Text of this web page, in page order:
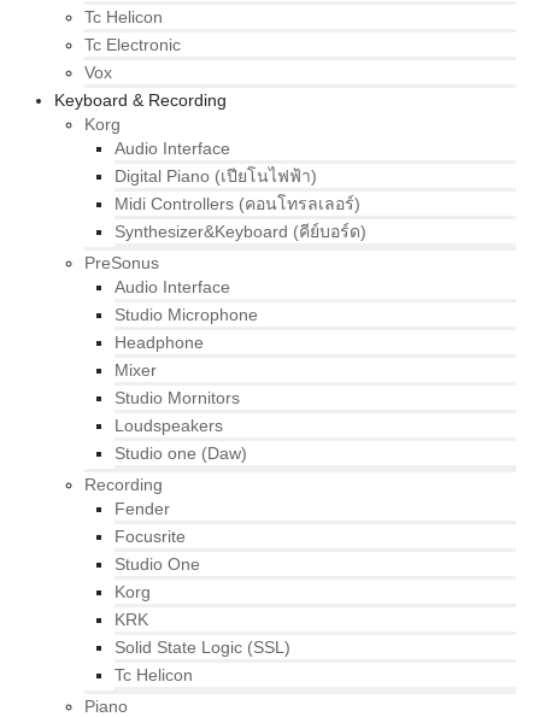
Tc Helicon
Tc Electronic
Vox
Keyboard & Recording
Korg
Audio Interface
Digital Piano (เปียโนไฟฟ้า)
Midi Controllers (คอนโทรลเลอร์)
Synthesizer&Keyboard (คีย์บอร์ด)
PreSonus
Audio Interface
Studio Microphone
Headphone
Mixer
Studio Mornitors
Loudspeakers
Studio one (Daw)
Recording
Fender
Focusrite
Studio One
Korg
KRK
Solid State Logic (SSL)
Tc Helicon
Piano